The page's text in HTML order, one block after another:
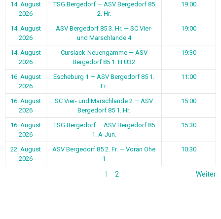
14. August
2026
TSG Bergedorf — ASV Bergedorf 85
2. Hr.
19:00
14. August
2026
ASV Bergedorf 85 3. Hr. — SC Vier-
und Marschlande 4
19:00
14. August
2026
Curslack-Neuengamme — ASV
Bergedorf 85 1. H Ü32
19:30
16. August
2026
Escheburg 1 — ASV Bergedorf 85 1.
Fr.
11:00
16. August
2026
SC Vier- und Marschlande 2 — ASV
Bergedorf 85 1. Hr.
15:00
16. August
2026
TSG Bergedorf — ASV Bergedorf 85
1. A-Jun.
15:30
22. August
2026
ASV Bergedorf 85 2. Fr. — Voran Ohe
1
10:30
1 2 Weiter